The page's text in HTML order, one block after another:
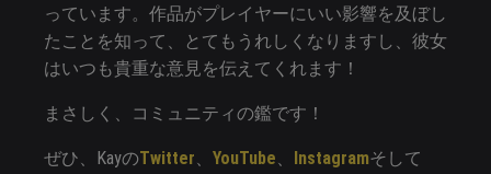
っています。作品がプレイヤーにいい影響を及ぼし
たことを知って、とてもうれしくなりますし、彼女
はいつも貴重な意見を伝えてくれます！
まさしく、コミュニティの鑑です！
ぜひ、KayのTwitter YouTube Instagramそして